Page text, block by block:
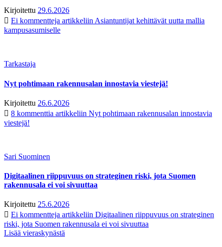
Kirjoitettu 29.6.2026
Ei kommentteja artikkeliin Asiantuntijat kehittävät uutta mallia
kampusasumiselle
Tarkastaja
Nyt pohtimaan rakennusalan innostavia viestejä!
Kirjoitettu 26.6.2026
8 kommenttia artikkeliin Nyt pohtimaan rakennusalan innostavia
viestejä!
Sari Suominen
Digitaalinen riippuvuus on strateginen riski, jota Suomen
rakennusala ei voi sivuuttaa
Kirjoitettu 25.6.2026
Ei kommentteja artikkeliin Digitaalinen riippuvuus on strateginen
riski, jota Suomen rakennusala ei voi sivuuttaa
Lisää vieraskynästä